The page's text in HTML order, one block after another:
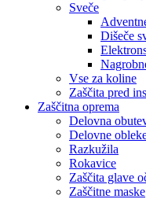
Sveče
Dišeče
Vse za koline
Zaščita pred
Zaščitna oprema
Delovna
Delovne
Razkužila
Rokavice
Zaščita glave
Zaščitne maske